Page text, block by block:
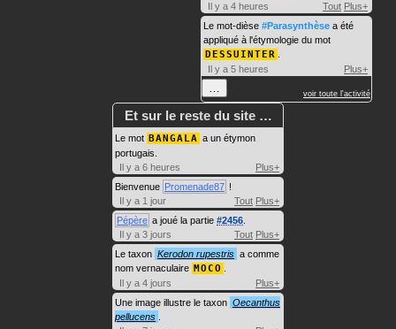
Il y a 4 heures
Tout Plus+
Le mot-dièse #Parasynthèse a été
appliqué à l'étymologie du mot
DESSUINTER
Il y a 5 heures
Plus+
… voir toute l'activité
Et sur le reste du site …
Le mot BANGALA a un étymon
portugais.
Il y a 6 heures
Plus+
Bienvenue Promenade87 !
Il y a 1 jour
Tout Plus+
Pépère a joué la partie #2456
Il y a 3 jours
Tout Plus+
Le taxon Kerodon rupestris a comme
nom vernaculaire MOCO
Il y a 4 jours
Plus+
Une image illustre le taxon Oecanthus
pellucens